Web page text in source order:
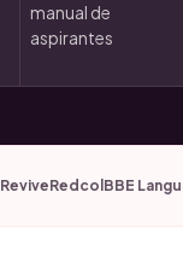
manual de
aspirantes
ReviveRedcol BBE